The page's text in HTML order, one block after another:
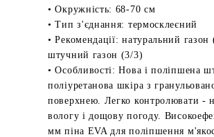
• Окружність: 68-70 см
• Тип з'єднання: термосклеєний
• Рекомендації: натуральний газон
штучний газон (3/3)
• Особливості: Нова і поліпшена
поліуретанова шкіра з
поверхнею. Легко контролювати -
вологу і дощову погоду.
мм піна EVA для поліпшення